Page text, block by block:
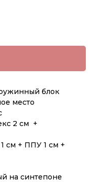
блок
место
2 см +
см + ППУ 1 см +
на синтепоне